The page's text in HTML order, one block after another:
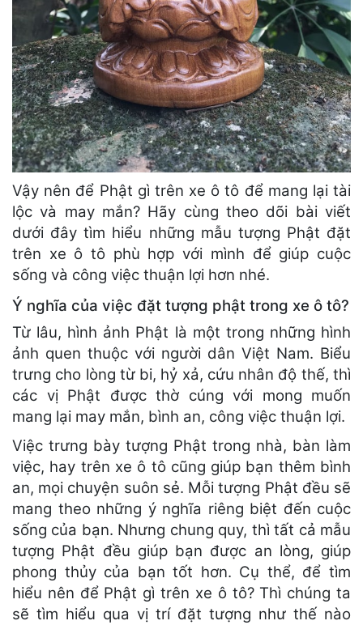
Vậy nên để Phật gì trên xe ô tô để mang lại tài
lộc và may mắn? Hãy cùng theo dõi bài viết
dưới đây tìm hiểu những mẫu tượng Phật đặt
trên xe ô tô phù hợp với mình để giúp cuộc
sống và công việc thuận lợi hơn nhé.
Ý nghĩa của việc đặt tượng phật trong xe ô tô?
Từ lâu, hình ảnh Phật là một trong những hình
ảnh quen thuộc với người dân Việt Nam. Biểu
trưng cho lòng từ bi, hỷ xả, cứu nhân độ thế, thì
các vị Phật được thờ cúng với mong muốn
mang lại may mắn, bình an, công việc thuận lợi.
Việc trưng bày tượng Phật trong nhà, bàn làm
việc, hay trên xe ô tô cũng giúp bạn thêm bình
an, mọi chuyện suôn sẻ. Mỗi tượng Phật đều sẽ
mang theo những ý nghĩa riêng biệt đến cuộc
sống của bạn. Nhưng chung quy, thì tất cả mẫu
tượng Phật đều giúp bạn được an lòng, giúp
phong thủy của bạn tốt hơn. Cụ thể, để tìm
hiểu nên để Phật gì trên xe ô tô? Thì chúng ta
sẽ tìm hiểu qua vị trí đặt tượng như thế nào